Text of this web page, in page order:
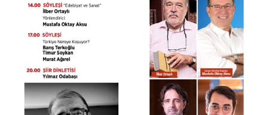
Sarıyer Çayırbaşı’nda Altyapı Sorunu Tarihe
İSTANBUL İLÇELERI
Adalar
Arnavutköy